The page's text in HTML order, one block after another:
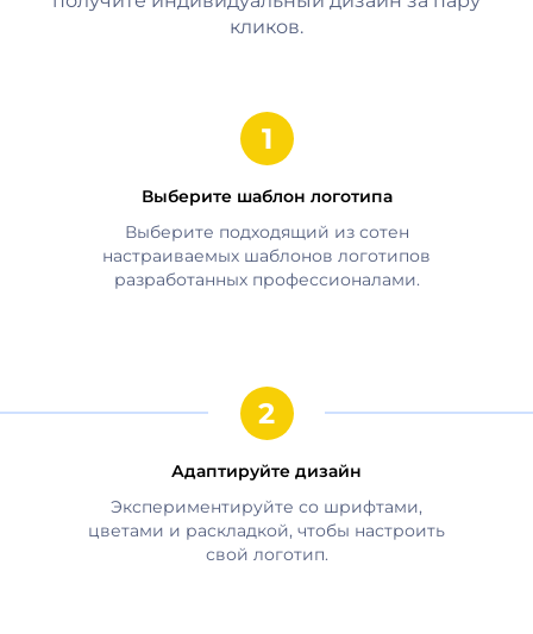
кликов.
Выберите шаблон логотипа
Выберите подходящий из сотен
настраиваемых шаблонов логотипов
разработанных профессионалами.
Адаптируйте дизайн
Экспериментируйте со шрифтами,
цветами и раскладкой, чтобы настроить
свой логотип.